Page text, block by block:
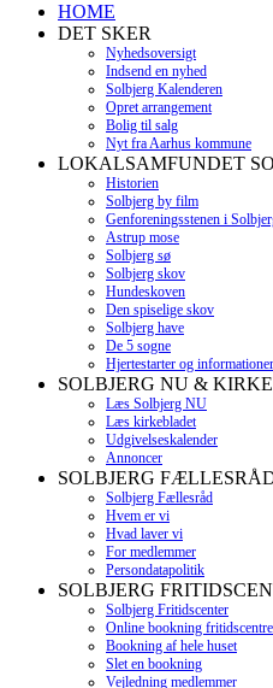
HOME
DET SKER
Nyhedsoversigt
Indsend en nyhed
Solbjerg Kalenderen
Opret arrangement
Bolig til salg
Nyt fra Aarhus kommune
LOKALSAMFUNDET
Historien
Solbjerg by film
Genforeningsstenen i
Astrup mose
Solbjerg sø
Solbjerg skov
Hundeskoven
Den spiselige skov
Solbjerg have
De 5 sogne
Hjertestarter og informationer
SOLBJERG NU &
Læs Solbjerg NU
Læs kirkebladet
Udgivelseskalender
Annoncer
SOLBJERG
Solbjerg Fællesråd
Hvem er vi
Hvad laver vi
For medlemmer
Persondatapolitik
SOLBJERG
Solbjerg Fritidscenter
Online bookning
Bookning af hele huset
Slet en bookning
Vejledning medlemmer